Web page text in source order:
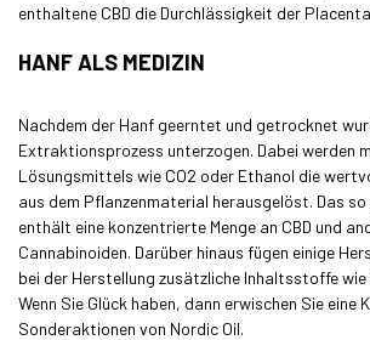
enthaltene CBD die Durchlässigkeit der
HANF ALS MEDIZIN
Nachdem der Hanf geerntet und getrocknet
Extraktionsprozess unterzogen. Dabei werden
Lösungsmittels wie CO2 oder Ethanol die
aus dem Pflanzenmaterial herausgelöst. Das so
enthält eine konzentrierte Menge an CBD und
Cannabinoiden. Darüber hinaus fügen einige
bei der Herstellung zusätzliche Inhaltsstoffe
Wenn Sie Glück haben, dann erwischen Sie eine
Sonderaktionen von Nordic Oil.